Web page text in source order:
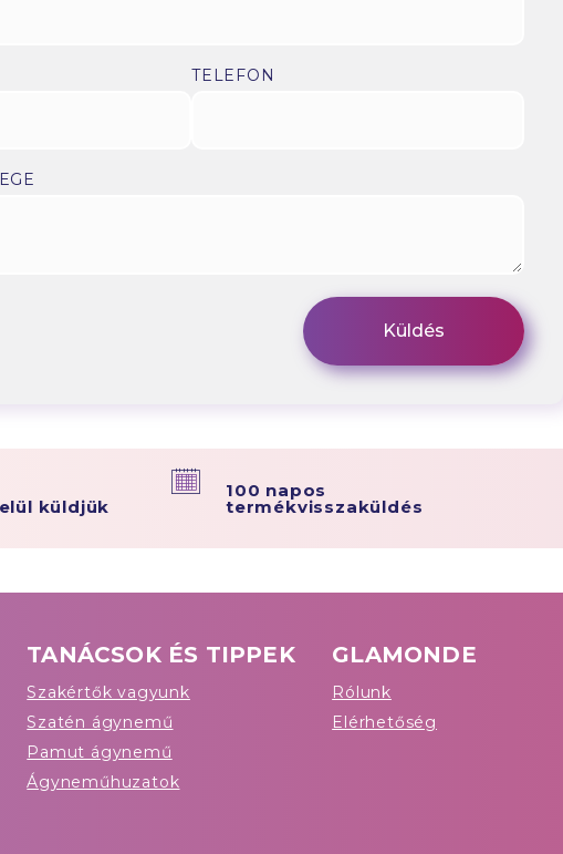
TELEFON
küldjük
100 napos
termékvisszaküldés
TANÁCSOK ÉS TIPPEK
Szakértők vagyunk
Szatén ágynemű
Pamut ágynemű
Ágyneműhuzatok
GLAMONDE
Rólunk
Elérhetőség